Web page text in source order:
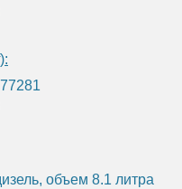
объем 8.1 литра